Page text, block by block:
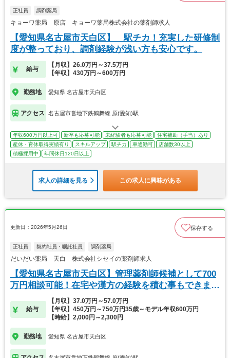
正社員 調剤薬局
キョーワ薬局 原店 キョーワ薬局株式会社の薬剤師求人
【愛知県名古屋市天白区】 駅チカ！充実した研修制
度が整っており、調剤経験が浅い方も安心です。
給与
【月収】26.0万円～37.5万円
【年収】430万円～600万円
勤務地 愛知県 名古屋市天白区
アクセス 名古屋市営地下鉄鶴舞線 原(愛知)駅
年収600万円以上可 新卒も応募可能 未経験者も応募可能
住宅補助（手当）あり
産休・育休取得実績有り
スキルアップ 駅チカ 車通勤可
店舗数30以上
積極採用中
年間休日120日以上
求人の詳細を見る この求人に興味がある
更新日：2026年5月26日 保存する
正社員 契約社員・嘱託社員 調剤薬局
だいだい薬局 天白 株式会社シセイの薬剤師求人
【愛知県名古屋市天白区】管理薬剤師候補として700
万円相談可能！在宅や漢方の経験を積む事もできま
給与
【月収】37.0万円～57.0万円
【年収】450万円～750万円35歳～モデル年収600万円
【時給】2,000円～2,300円
勤務地 愛知県 名古屋市天白区